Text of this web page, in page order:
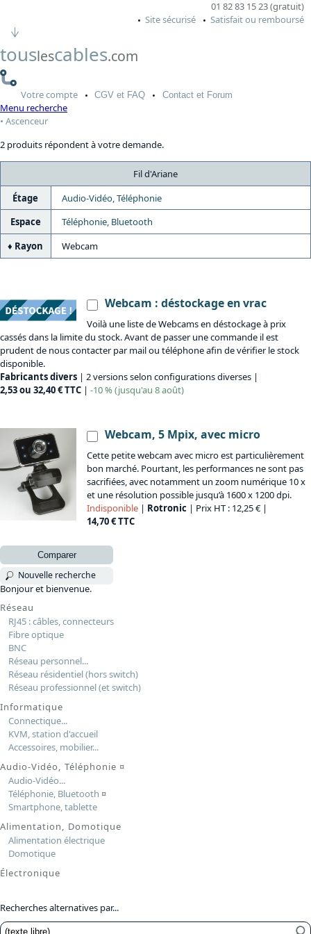
01 82 83 15 23 (gratuit)
Site sécurisé
Satisfait ou remboursé
touslescables.com
Votrecompte CGV et FAQ Contactet Forum
Menu recherche
Ascenceur
2 produits répondent à votre demande.
Fil d'Ariane
Étage
Audio-Vidéo, Téléphonie
Espace
Téléphonie, Bluetooth
Rayon
Webcam
Webcam : déstockage en vrac
Voilà une liste de Webcams en déstockage à prix
cassés dans la limite du stock. Avant de passer une commande il est
prudent de nous contacter par mail ou téléphone afin de vérifier le stock
disponible.
Fabricants divers | 2 versions selon configurations diverses |
2,53 ou 32,40 € TTC | -10 % (jusqu'au 8 août)
Webcam, 5 Mpix, avec micro
Cette petite webcam avec micro est particulièrement
bon marché. Pourtant, les performances ne sont pas
sacrifiées, avec notamment un zoom numérique 10 x
et une résolution possible jusqu’à 1600 x 1200 dpi.
Indisponible | Rotronic | Prix HT : 12,25 € |
14,70 € TTC
Comparer
Nouvelle recherche
Bonjour et bienvenue.
Réseau
RJ45 : câbles, connecteurs
Fibre optique
BNC
Réseau personnel...
Réseau résidentiel (hors switch)
Réseau professionnel (et switch)
Informatique
Connectique...
KVM, station d'accueil
Accessoires, mobilier...
Audio-Vidéo, Téléphonie ¤
Audio-Vidéo...
Téléphonie, Bluetooth ¤
Smartphone, tablette
Alimentation, Domotique
Alimentation électrique
Domotique
Électronique
Recherches alternatives par...